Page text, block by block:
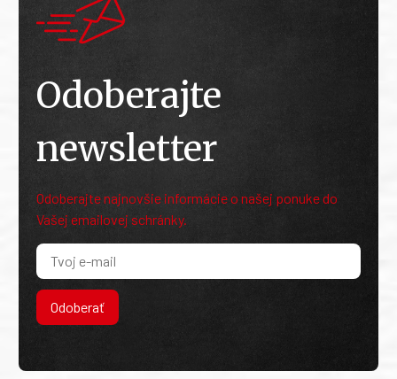
Odoberajte
newsletter
Odoberajte najnovšie informácie o našej ponuke do
Vašej emailovej schránky.
Odoberať